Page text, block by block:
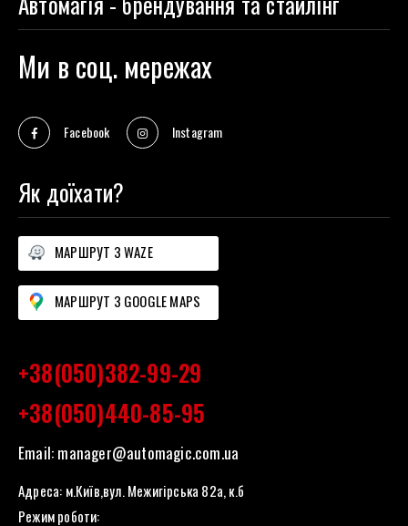
Ми в соц. мережах
Facebook Instagram
Як доїхати?
МАРШРУТ З WAZE
МАРШРУТ З GOOGLE MAPS
+38(050)382-99-29
+38(050)440-85-95
Email: manager@automagic.com.ua
Адреса: м.Київ,вул. Межигірська 82а, к.б
Режим роботи: